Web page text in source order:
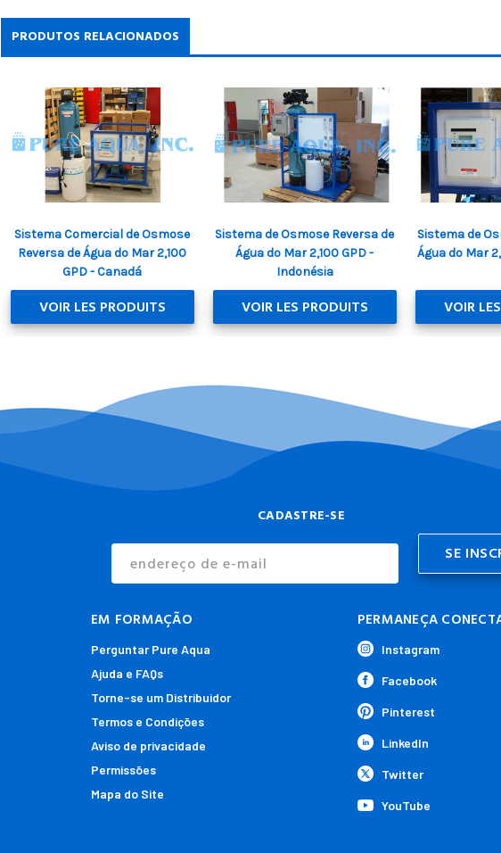
PRODUTOS RELACIONADOS
Sistema Comercial de Osmose
Reversa de Água do Mar 2,100
GPD - Canadá
VOIR LES PRODUITS
Sistema de Osmose Reversa de
Água do Mar 2,100 GPD -
Indonésia
VOIR LES PRODUITS
Sistema de
Água do Mar
VOIR
CADASTRE-SE
Endereço
E-
EM FORMAÇÃO
Perguntar Pure Aqua
Ajuda e FAQs
Torne-se um Distribuidor
Termos e Condições
Aviso de privacidade
Permissões
Mapa do Site
PERMANEÇA
Instagram
Facebook
Pinterest
LinkedIn
Twitter
YouTube